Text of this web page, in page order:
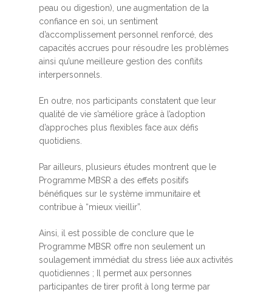
peau ou digestion), une augmentation de la
confiance en soi, un sentiment
d’accomplissement personnel renforcé, des
capacités accrues pour résoudre les problèmes
ainsi qu’une meilleure gestion des conflits
interpersonnels.
En outre, nos participants constatent que leur
qualité de vie s’améliore grâce à l’adoption
d’approches plus flexibles face aux défis
quotidiens.
Par ailleurs, plusieurs études montrent que le
Programme MBSR a des effets positifs
bénéfiques sur le système immunitaire et
contribue à “mieux vieillir”.
Ainsi, il est possible de conclure que le
Programme MBSR offre non seulement un
soulagement immédiat du stress liée aux activités
quotidiennes ; Il permet aux personnes
participantes de tirer profit à long terme par